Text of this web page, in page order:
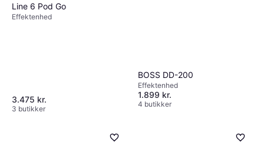
Line 6 Pod Go
Effektenhed
3.475 kr.
3 butikker
BOSS DD-200
Effektenhed
1.899 kr.
4 butikker